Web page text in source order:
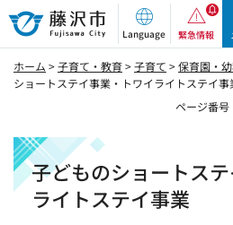
藤沢市
Language 緊急情報
ホーム >子育て・教育>子育て >保育園・
ショートステイ事業・トワイライトステイ事
ページ番号
子どものショートス
ライトステイ事業